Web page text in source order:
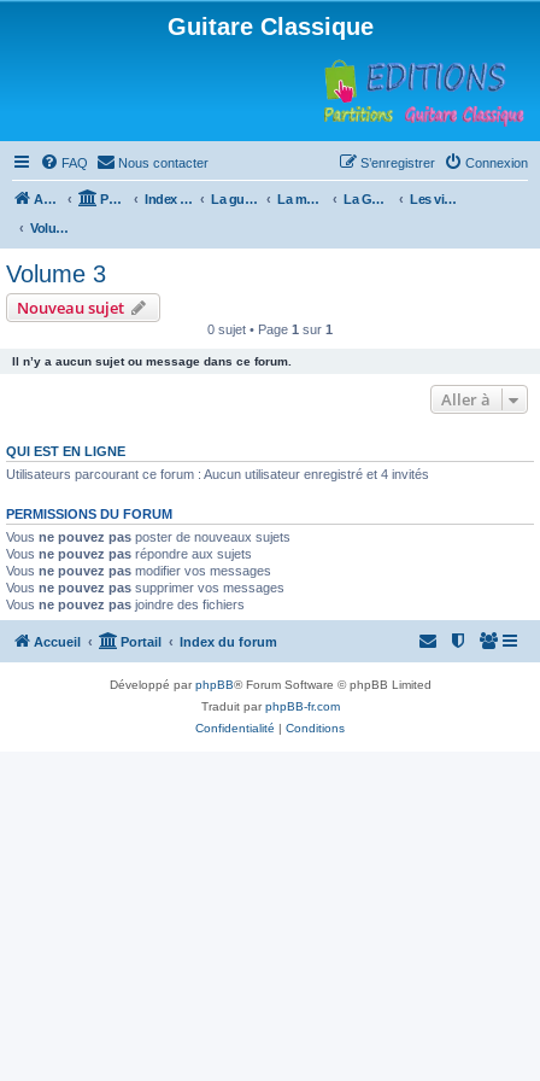
Guitare Classique
FAQ Nous contacter Connexion
S’enregistrer
Accueil Portail Index du forum La guitare : instrument, cours et théorie La méthode à Paulo La Guitare, Paulo da Fontoura
Les vidéos de la méthode
Volume 3
Volume 3
Nouveau sujet
0 sujet • Page 1 sur 1
Il n’y a aucun sujet ou message dans ce forum.
Aller à
QUI EST EN LIGNE
Utilisateurs parcourant ce forum : Aucun utilisateur enregistré et 4 invités
PERMISSIONS DU FORUM
Vous ne pouvez pas poster de nouveaux sujets
Vous ne pouvez pas répondre aux sujets
Vous ne pouvez pas modifier vos messages
Vous ne pouvez pas supprimer vos messages
Vous ne pouvez pas joindre des fichiers
Accueil Portail Index du forum
Développé parphpBB® Forum Software © phpBB Limited
Traduit parphpBB-fr.com
Confidentialité | Conditions